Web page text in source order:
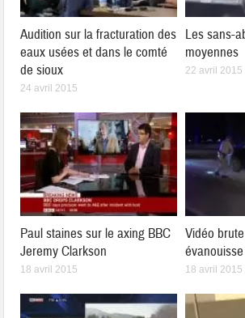
Audition sur la fracturation des
eaux usées et dans le comté
de sioux
24 avril 2015
Les sans-
moyennes
22 avril 2015
Paul staines sur le axing BBC
Jeremy Clarkson
18 avril 2015
Vidéo
évanouisse
18 avril 2015